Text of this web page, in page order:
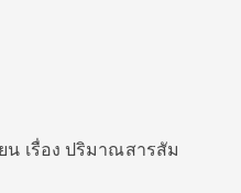
น เรื่อง ปริมาณสารสัม